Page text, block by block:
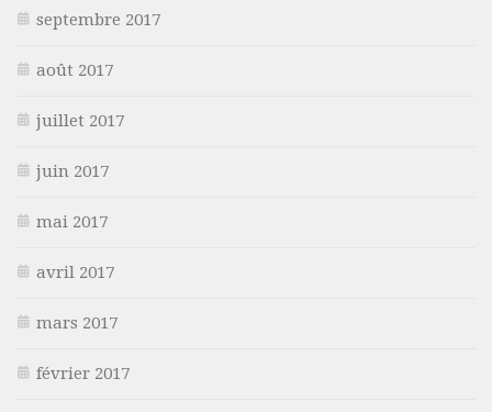
septembre 2017
août 2017
juillet 2017
juin 2017
mai 2017
avril 2017
mars 2017
février 2017